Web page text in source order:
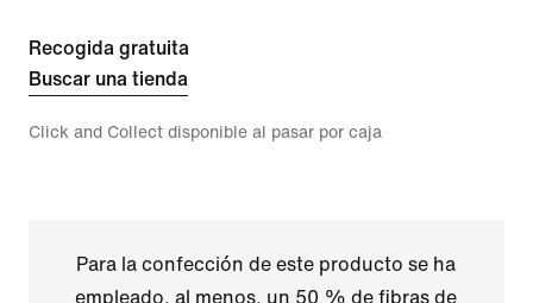
Recogida gratuita
Buscar una tienda
Click and Collect disponible al pasar por caja
Para la confección de este producto se ha
empleado, al menos, un 50 % de fibras de